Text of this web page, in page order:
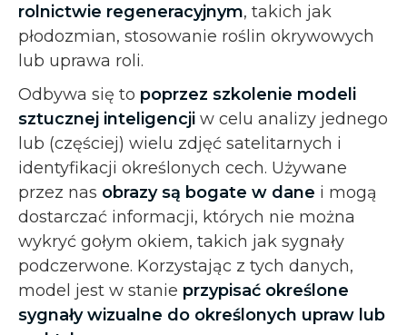
rolnictwie regeneracyjnym, takich jak
płodozmian, stosowanie roślin okrywowych
lub uprawa roli.
Odbywa się to poprzez szkolenie modeli
sztucznej inteligencji w celu analizy jednego
lub (częściej) wielu zdjęć satelitarnych i
identyfikacji określonych cech. Używane
przez nas obrazy są bogate w dane i mogą
dostarczać informacji, których nie można
wykryć gołym okiem, takich jak sygnały
podczerwone. Korzystając z tych danych,
model jest w stanie przypisać określone
sygnały wizualne do określonych upraw lub